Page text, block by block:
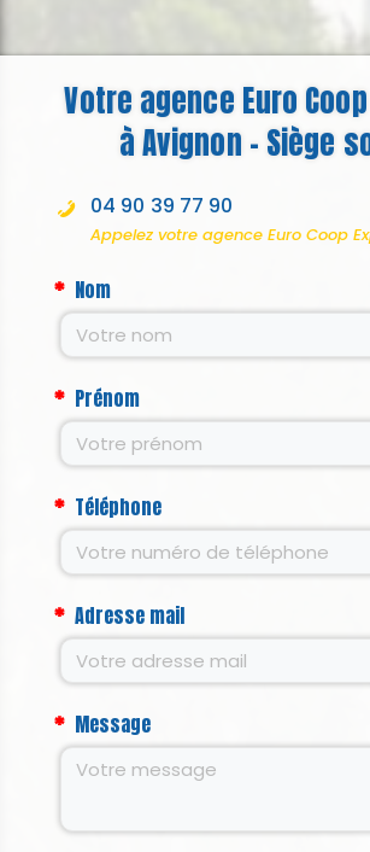
Votre agence Euro
à Avignon - Siège
04 90 39 77 90
Appelez votre agence Euro Coop
Nom
Prénom
Téléphone
Adresse mail
Message